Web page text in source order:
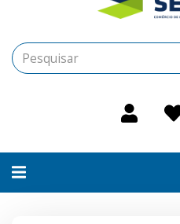
Alternar